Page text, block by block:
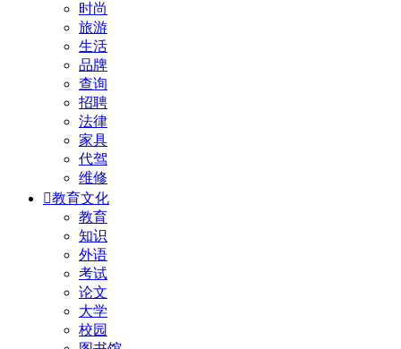
时尚
旅游
生活
品牌
查询
招聘
法律
家具
代驾
维修
教育文化
教育
知识
外语
考试
论文
大学
校园